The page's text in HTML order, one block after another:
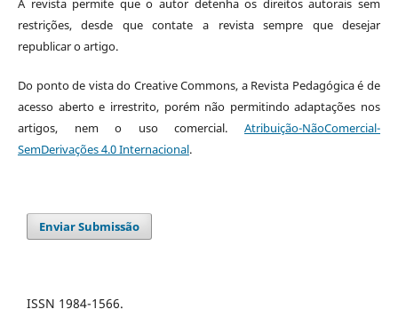
A revista permite que o autor detenha os direitos autorais sem
restrições, desde que contate a revista sempre que desejar
republicar o artigo.
Do ponto de vista do Creative Commons, a Revista Pedagógica é de
acesso aberto e irrestrito, porém não permitindo adaptações nos
artigos, nem o uso comercial.Atribuição-NãoComercial-
SemDerivações 4.0 Internacional.
Enviar Submissão
ISSN 1984-1566.